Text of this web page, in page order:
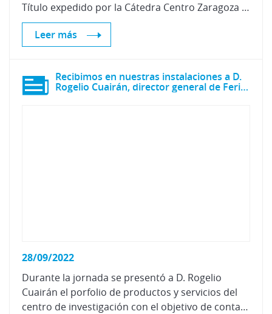
Título expedido por la Cátedra Centro Zaragoza (Universidad de Zaragoza)
Leer más
Recibimos en nuestras instalaciones a D.
Rogelio Cuairán, director general de Feria de Zaragoza
28/09/2022
Durante la jornada se presentó a D. Rogelio
Cuairán el porfolio de productos y servicios del
centro de investigación con el objetivo de contar con sus instalaciones para la organización de eventos